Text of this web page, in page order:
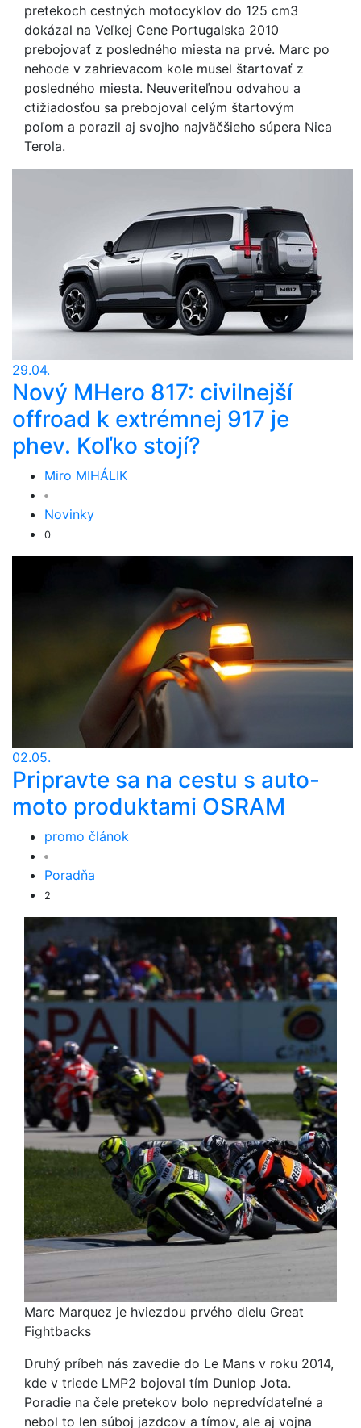
pretekoch cestných motocyklov do 125 cm3
dokázal na Veľkej Cene Portugalska 2010
prebojovať z posledného miesta na prvé. Marc po
nehode v zahrievacom kole musel štartovať z
posledného miesta. Neuveriteľnou odvahou a
ctižiadosťou sa prebojoval celým štartovým
poľom a porazil aj svojho najväčšieho súpera Nica
Terola.
29.04.
Nový MHero 817: civilnejší
offroad k extrémnej 917 je
phev. Koľko stojí?
Miro MIHÁLIK
Novinky
0
02.05.
Pripravte sa na cestu s auto-
moto produktami OSRAM
promo článok
Poradňa
2
Marc Marquez je hviezdou prvého dielu Great
Fightbacks
Druhý príbeh nás zavedie do Le Mans v roku 2014,
kde v triede LMP2 bojoval tím Dunlop Jota.
Poradie na čele pretekov bolo nepredvídateľné a
nebol to len súboj jazdcov a tímov, ale aj vojna